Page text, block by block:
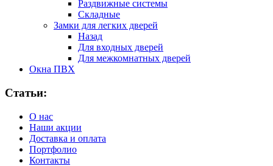
Раздвижные системы
Складные
Замки для легких дверей
Назад
Для входных дверей
Для межкомнатных дверей
Окна ПВХ
Статьи:
О нас
Наши акции
Доставка и оплата
Портфолио
Контакты